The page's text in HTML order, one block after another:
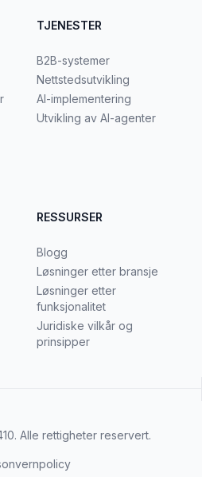
TJENESTER
B2B-systemer
Nettstedsutvikling
AI-implementering
Utvikling av AI-agenter
RESSURSER
Blogg
Løsninger etter bransje
Løsninger etter
funksjonalitet
Juridiske vilkår og
prinsipper
. Alle rettigheter reservert.